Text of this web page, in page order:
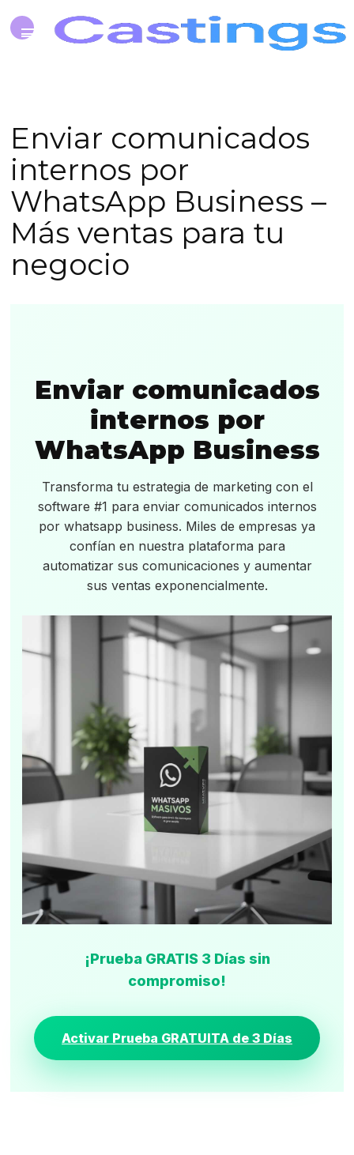
Enviar comunicados
internos por
WhatsApp Business –
Más ventas para tu
negocio
Enviar comunicados
internos por
WhatsApp Business
Transforma tu estrategia de marketing con el
software #1 para enviar comunicados internos
por whatsapp business. Miles de empresas ya
confían en nuestra plataforma para
automatizar sus comunicaciones y aumentar
sus ventas exponencialmente.
¡Prueba GRATIS 3 Días sin
compromiso!
Activar Prueba GRATUITA de 3 Días